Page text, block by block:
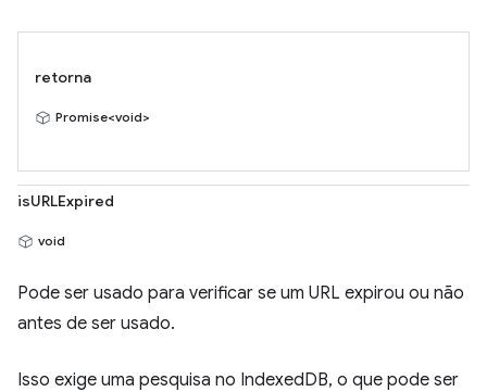
retorna
Promise<void>
isURLExpired
void
Pode ser usado para verificar se um URL expirou ou não
antes de ser usado.
Isso exige uma pesquisa no IndexedDB, o que pode ser